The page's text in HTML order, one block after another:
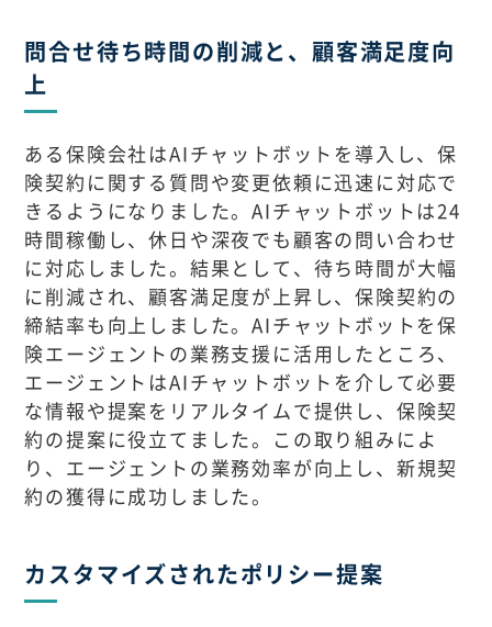
問合せ待ち時間の削減と、顧客満足度向
上
ある保険会社はAIチャットボットを導入し、保
険契約に関する質問や変更依頼に迅速に対応で
きるようになりました。AIチャットボットは24
時間稼働し、休日や深夜でも顧客の問い合わせ
に対応しました。結果として、待ち時間が大幅
に削減され、顧客満足度が上昇し、保険契約の
締結率も向上しました。AIチャットボットを保
険エージェントの業務支援に活用したところ、
エージェントはAIチャットボットを介して必要
な情報や提案をリアルタイムで提供し、保険契
約の提案に役立てました。この取り組みによ
り、エージェントの業務効率が向上し、新規契
約の獲得に成功しました。
カスタマイズされたポリシー提案